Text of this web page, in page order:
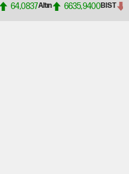
64,0837Altın 6635,9400BIST